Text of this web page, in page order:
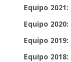
Equipo 2021:
Equipo 2020:
Equipo 2019:
Equipo 2018: